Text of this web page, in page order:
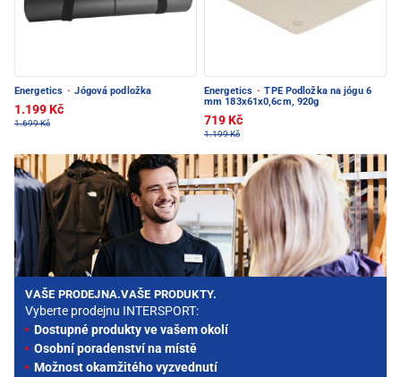
Energetics · Jógová podložka
1.199 Kč
1.699 Kč
Energetics · TPE Podložka na jógu 6
mm 183x61x0,6cm, 920g
719 Kč
1.199 Kč
VAŠE PRODEJNA.VAŠE PRODUKTY.
Vyberte prodejnu INTERSPORT:
Dostupné produkty ve vašem okolí
Osobní poradenství na místě
Možnost okamžitého vyzvednutí